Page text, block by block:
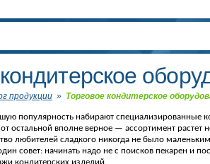
продукции » Торговое кондитерское
популярность набирают специализированные
остальной вполне верное — ассортимент растет
любителей сладкого никогда не было
совет: начинать надо не с поисков пекарен и